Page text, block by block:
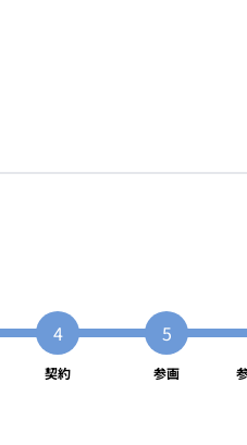
契約 参画